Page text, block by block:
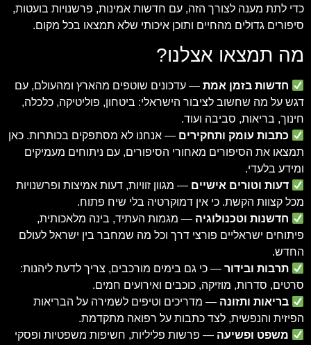
כדי לתת מענה לצורך הזה, עם חדשות אמינות, פרשנויות בועטות,
סיפורים גדולים מהחיים ותוכן איכותי שלא תמצאו בכל מקום.
מה תמצאו אצלנו?
חדשות בזמן אמת — עדכונים שוטפים מהארץ ומהעולם, עם
דגש על מה שחשוב לציבור הישראלי: ביטחון, פוליטיקה, כלכלה,
חינוך, בריאות, סביבה ועוד.
כתבות עומק ותחקירים — אנחנו לא מסתפקים בכותרות. כאן
תמצאו את הסיפורים מאחורי הסיפורים, עם ניתוחים מעמיקים
ומידע בלעדי.
דעות וטורים אישיים — מגוון זוויות, דעות אמיצות ופרשנויות
מכל קצוות הקשת. כי אין דמוקרטיה בלי שיח פתוח.
חדשנות וטכנולוגיה — מגמות העתיד, בינה מלאכותית,
פיתוחים ישראליים פורצי דרך וכל מה שמחבר בין ישראל לעולם
החדש.
תרבות ובידור — כי גם בימים מורכבים, צריך לדעת ליהנות:
סרטים, סדרות, מוזיקה, כוכבים ואירועים חמים.
בריאות ותזונה — מדריכים וטיפים לשמירה על הבריאות
הפיזית והנפשית, לצד כתבות על רפואה מתקדמת.
משפט ופשיעה — פרשות פליליות, חשיפות משפטיות ופסקי